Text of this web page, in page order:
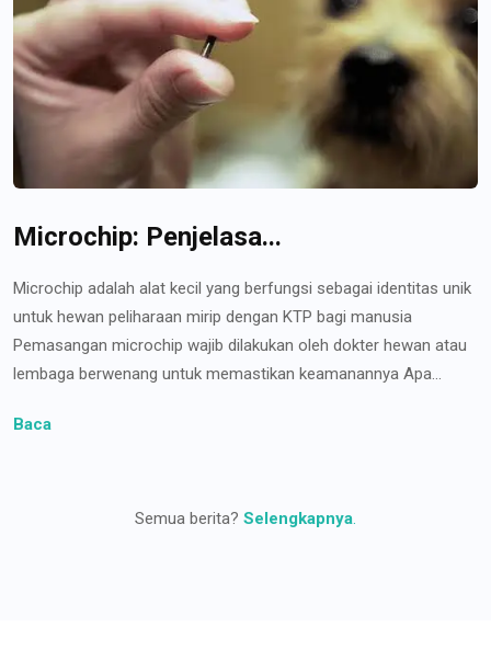
Microchip: Penjelasa...
Microchip adalah alat kecil yang berfungsi sebagai identitas unik
untuk hewan peliharaan mirip dengan KTP bagi manusia
Pemasangan microchip wajib dilakukan oleh dokter hewan atau
lembaga berwenang untuk memastikan keamanannya Apa...
Baca
Semua berita? Selengkapnya